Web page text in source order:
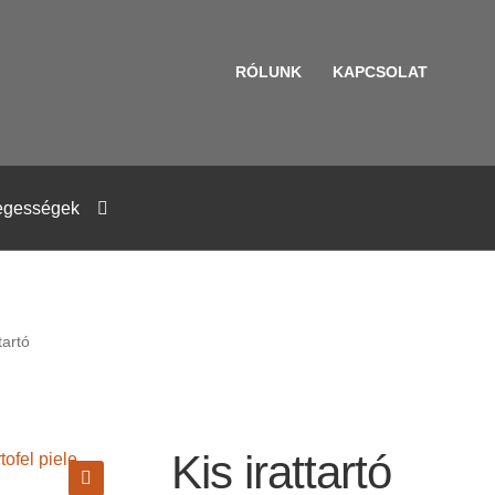
RÓLUNK KAPCSOLAT
Kis irattartó